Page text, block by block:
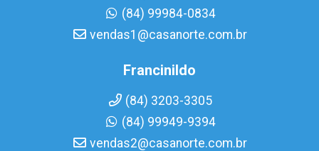
(84) 99984-0834
vendas1@casanorte.com.br
Francinildo
(84) 3203-3305
(84) 99949-9394
vendas2@casanorte.com.br